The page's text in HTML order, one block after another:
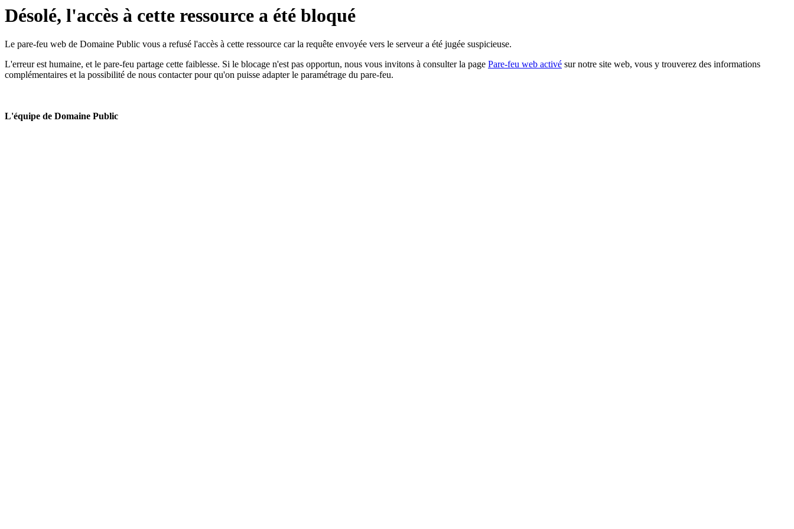
Désolé, l'accès à cette ressource a été bloqué
Le pare-feu web de Domaine Public vous a refusé l'accès à cette ressource car la requête envoyée vers le serveur a été jugée suspicieuse.
L'erreur est humaine, et le pare-feu partage cette faiblesse. Si le blocage n'est pas opportun, nous vous invitons à consulter la page Pare-feu web activé sur notre site web, vous y trouverez des informations
complémentaires et la possibilité de nous contacter pour qu'on puisse adapter le paramétrage du pare-feu.
L'équipe de Domaine Public